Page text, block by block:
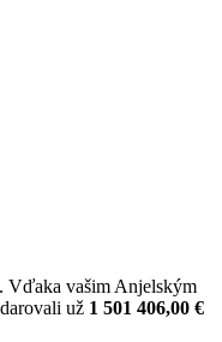
Vďaka vašim Anjelským
už 1 501 406,00 €